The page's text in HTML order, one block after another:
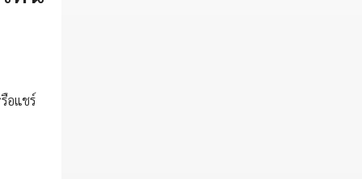
อแชร์